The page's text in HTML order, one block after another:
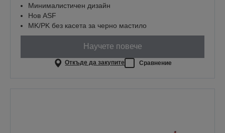
Минималистичен дизайн
Нов ASF
MK/PK без касета за черно мастило
Научете повече
Откъде да закупите Сравнение